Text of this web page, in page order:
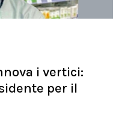
i vertici:
per il